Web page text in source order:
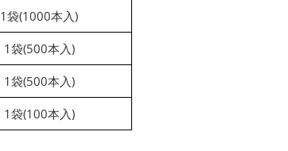
1袋(1000本入)
1袋(500本入)
1袋(500本入)
1袋(100本入)